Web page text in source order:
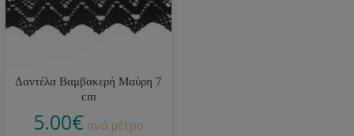
Δαντέλα Βαμβακερή Μαύρη 7
cm
5.00€ ανά μέτρο